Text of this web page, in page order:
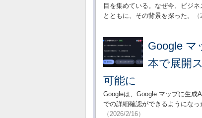
目を集めている。なぜ今、ビジ
とともに、その背景を探った。
Google マ
本で展開
可能に
Googleは、Google マップに生成
での詳細確認ができるようにな
（2026/2/16）